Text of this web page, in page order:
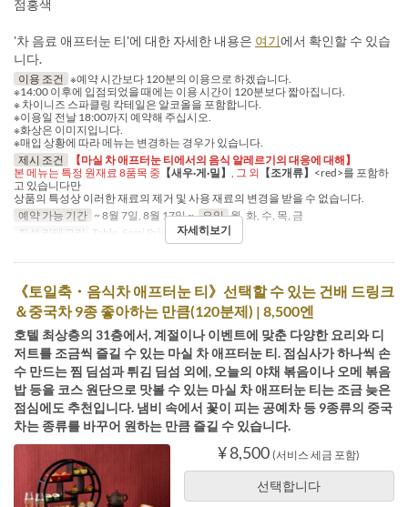
점홍색
'차 음료 애프터눈 티'에 대한 자세한 내용은 여기에서 확인할 수 있습
니다.
이용 조건 ※예약 시간보다 120분의 이용으로 하겠습니다.
※14:00 이후에 입점되었을 때에는 이용 시간이 120분보다 짧아집니다.
※ 차이니즈 스파클링 칵테일은 알코올을 포함합니다.
※이용일 전날 18:00까지 예약해 주십시오.
※화상은 이미지입니다.
※매입 상황에 따라 메뉴는 변경하는 경우가 있습니다.
제시 조건
【마실 차 애프터눈 티에서의 음식 알레르기의 대응에 대해】
본 메뉴는 특정 원재료 8품목 중 【새우·게·밀】 , 그 외 【조개류】 <red>를 포함하
고 있습니다만
상품의 특성상 이러한 재료의 제거 및 사용 재료의 변경을 받을 수 없습니다.
예약 가능 기간 ~ 8월 7일, 8월 17일 ~ 요일 월, 화, 수, 목, 금
좌석 카테고리
Table, Semi Private자세히보기
《토일축・음식차 애프터눈 티》선택할 수 있는 건배 드링크
＆중국차 9종 좋아하는 만큼(120분제) | 8,500엔
호텔 최상층의 31층에서, 계절이나 이벤트에 맞춘 다양한 요리와 디
저트를 조금씩 즐길 수 있는 마실 차 애프터눈 티. 점심사가 하나씩 손
수 만드는 찜 딤섬과 튀김 딤섬 외에, 오늘의 야채 볶음이나 오메 볶음
밥 등을 코스 원단으로 맛볼 수 있는 마실 차 애프터눈 티는 조금 늦은
점심에도 추천입니다. 냄비 속에서 꽃이 피는 공예차 등 9종류의 중국
차는 종류를 바꾸어 원하는 만큼 즐길 수 있습니다.
¥ 8,500 (서비스 세금 포함)
선택합니다